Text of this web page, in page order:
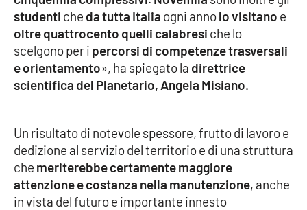
SPECIALI
Buona Sanità Calabria
LA
CALABRIAVISIONE
Eventi
Food
studenti che da tutta Italia ogni annolo visitano e
oltre quattrocento quelli calabresi che lo
scelgono per i percorsi di competenze trasversali
e orientamento», ha spiegato la direttrice
scientifica del Planetario, Angela Misiano.
Un risultato di notevole spessore, frutto di lavoro e
dedizione al servizio del territorio e di una struttura
che meriterebbe certamente maggiore
attenzione e costanza nella manutenzione, anche
in vista del futuro e importante innesto